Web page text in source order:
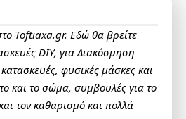
Toftiaxa.gr. Εδώ θα βρείτε
DIY, για Διακόσμηση
κατασκευές, φυσικές μάσκες και
και το σώμα, συμβουλές για το
τον καθαρισμό και πολλά